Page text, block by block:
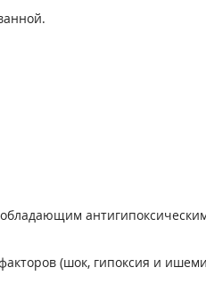
(шок, гипоксия и